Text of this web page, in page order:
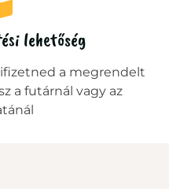
lehetőség
a megrendelt
a futárnál vagy az